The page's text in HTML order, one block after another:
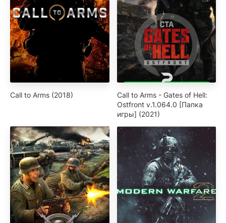
Call to Arms (2018)
Call to Arms - Gates of Hell:
Ostfront v.1.064.0 [Папка
игры] (2021)